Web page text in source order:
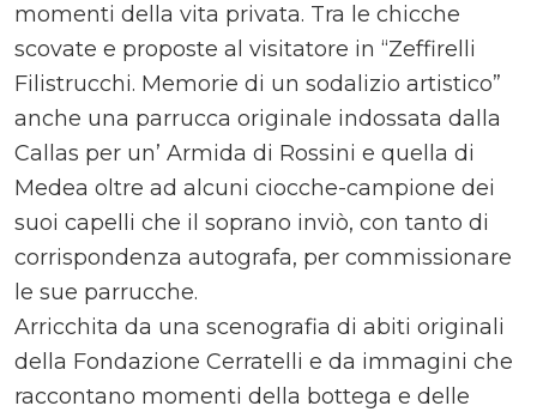
momenti della vita privata. Tra le chicche
scovate e proposte al visitatore in “Zeffirelli
Filistrucchi. Memorie di un sodalizio artistico”
anche una parrucca originale indossata dalla
Callas per un’ Armida di Rossini e quella di
Medea oltre ad alcuni ciocche-campione dei
suoi capelli che il soprano inviò, con tanto di
corrispondenza autografa, per commissionare
le sue parrucche.
Arricchita da una scenografia di abiti originali
della Fondazione Cerratelli e da immagini che
raccontano momenti della bottega e delle